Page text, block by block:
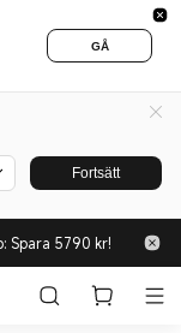
GÅ
Fortsätt
Spara 5790 kr!